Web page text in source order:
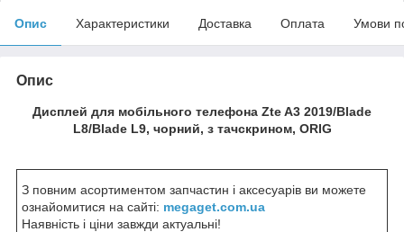
Опис Характеристики Доставка Оплата Умови
Опис
Дисплей для мобільного телефона Zte A3 2019/Blade
L8/Blade L9, чорний, з тачскрином, ORIG
З повним асортиментом запчастин і аксесуарів ви можете
ознайомитися на сайті: megaget.com.ua
Наявність і ціни завжди актуальні!